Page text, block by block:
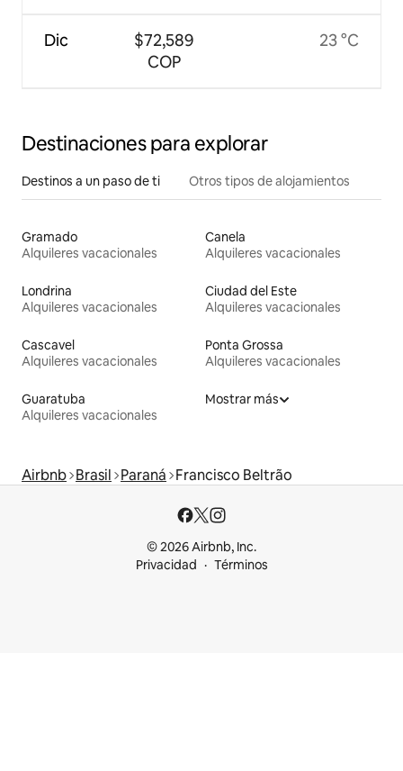
Dic
$72,589
COP
23 °C
Destinaciones para explorar
Destinos a un paso de ti Otros tipos de alojamientos
Gramado
Alquileres vacacionales
Canela
Alquileres vacacionales
Londrina
Alquileres vacacionales
Ciudad del Este
Alquileres vacacionales
Cascavel
Alquileres vacacionales
Ponta Grossa
Alquileres vacacionales
Guaratuba
Alquileres vacacionales
Mostrar más
Airbnb Brasil Paraná Francisco Beltrão
© 2026 Airbnb, Inc.
Privacidad
Términos